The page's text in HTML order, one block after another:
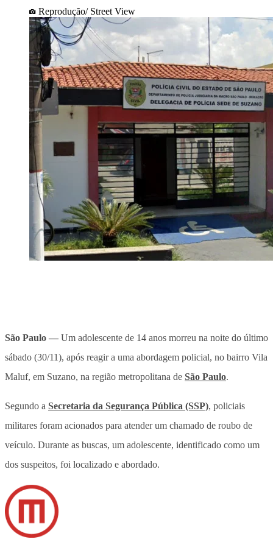
Reprodução/ Street View
São Paulo — Um adolescente de 14 anos morreu na noite do último
sábado (30/11), após reagir a uma abordagem policial, no bairro Vila
Maluf, em Suzano, na região metropolitana de São Paulo.
Segundo a Secretaria da Segurança Pública (SSP), policiais
militares foram acionados para atender um chamado de roubo de
veículo. Durante as buscas, um adolescente, identificado como um
dos suspeitos, foi localizado e abordado.